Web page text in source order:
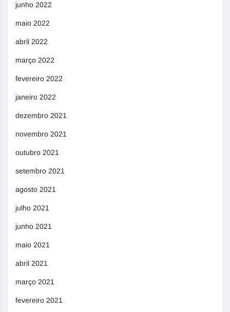
junho 2022
maio 2022
abril 2022
março 2022
fevereiro 2022
janeiro 2022
dezembro 2021
novembro 2021
outubro 2021
setembro 2021
agosto 2021
julho 2021
junho 2021
maio 2021
abril 2021
março 2021
fevereiro 2021